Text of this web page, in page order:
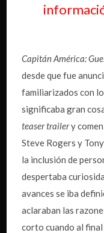
Capitán América:
desde que fue
familiarizados con
significaba gran
teaser trailery
Steve Rogers y
la inclusión de
despertaba
avances se iba
aclaraban las
corto cuando al